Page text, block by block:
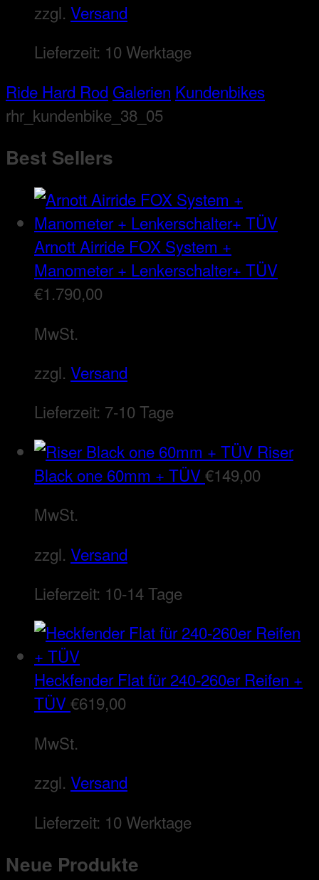
zzgl. Versand
Lieferzeit: 10 Werktage
Ride Hard Rod Galerien Kundenbikes
rhr_kundenbike_38_05
Best Sellers
Arnott Airride FOX System +
Manometer + Lenkerschalter+ TÜV
€1.790,00
MwSt.
zzgl. Versand
Lieferzeit: 7-10 Tage
Riser
Black one 60mm + TÜV€149,00
MwSt.
zzgl. Versand
Lieferzeit: 10-14 Tage
Heckfender Flat für 240-260er Reifen +
TÜV€619,00
MwSt.
zzgl. Versand
Lieferzeit: 10 Werktage
Neue Produkte